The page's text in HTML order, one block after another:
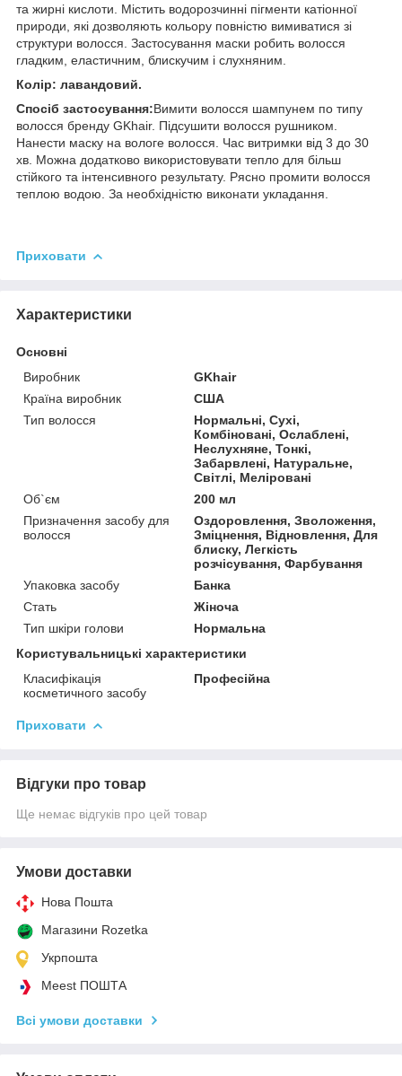
та жирнi кислоти. Містить водорозчинні пігменти кaтіoнної
природи, які дозволяють кольору повністю вимиватися зі
структури волосся. Застосування маски робить волосся
гладким, еластичним, блискучим і слухняним.
Колір: лавандовий.
Спосіб застосування:Вимити волосся шампунем по типу
волосся бренду GKhair. Підсушити волосся рушником.
Нанести маску на вологе волосся. Час витримки від 3 до 30
хв. Можна додатково використовувати тепло для більш
стійкого та інтенсивного результату. Рясно промити волосся
теплою водою. За необхідністю виконати укладання.
Приховати
Характеристики
Основні
Виробник
GKhair
Країна виробник
США
Тип волосся
Нормальні, Сухі,
Комбіновані, Ослаблені,
Неслухняне, Тонкі,
Забарвлені, Натуральне,
Світлі, Меліровані
Об`єм
200 мл
Призначення засобу для
волосся
Оздоровлення, Зволоження,
Зміцнення, Відновлення, Для
блиску, Легкість
розчісування, Фарбування
Упаковка засобу
Банка
Стать
Жіноча
Тип шкіри голови
Нормальна
Користувальницькі характеристики
Класифікація
косметичного засобу
Професійна
Приховати
Відгуки про товар
Ще немає відгуків про цей товар
Умови доставки
Нова Пошта
Магазини Rozetka
Укрпошта
Meest ПОШТА
Всі умови доставки